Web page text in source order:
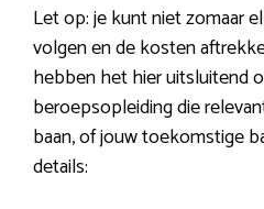
Let op: je kunt niet zomaar
volgen en de kosten
hebben het hier uitsluitend
beroepsopleiding die
baan, of jouw toekomstige
details: